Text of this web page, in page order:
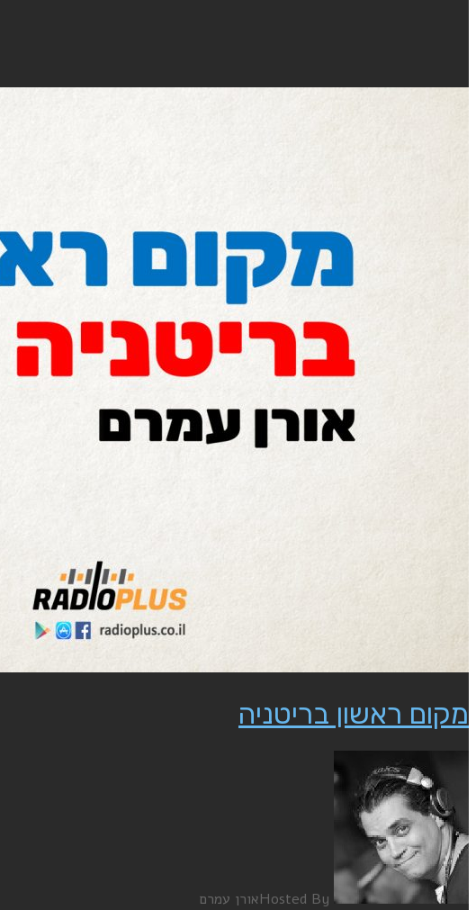
מקום ראשון בריטניה
Hosted Byאורן עמרם